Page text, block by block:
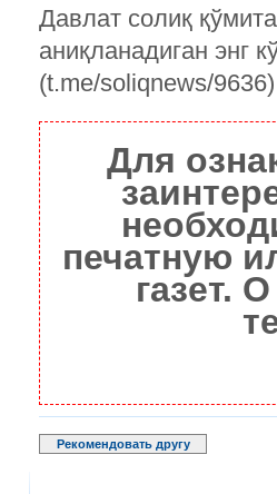
Давлат солиқ
аниқланадиган энг
(t.me/soliqnews/
Для
печатную
газет.
Рекомендовать другу